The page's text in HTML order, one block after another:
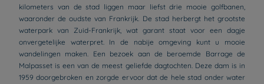
kilometers van de stad liggen maar liefst drie mooie golfbanen,
waaronder de oudste van Frankrijk. De stad herbergt het grootste
waterpark van Zuid-Frankrijk, wat garant staat voor een dagje
onvergetelijke waterpret. In de nabije omgeving kunt u mooie
wandelingen maken. Een bezoek aan de beroemde Barrage de
Malpasset is een van de meest geliefde dagtochten. Deze dam is in
1959 doorgebroken en zorgde ervoor dat de hele stad onder water